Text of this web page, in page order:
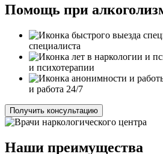
Помощь при
специалиста
и психотерапии
и работа 24/7
Получить консультацию
Наши преимущества